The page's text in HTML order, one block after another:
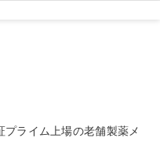
プライム上場の老舗製薬メ